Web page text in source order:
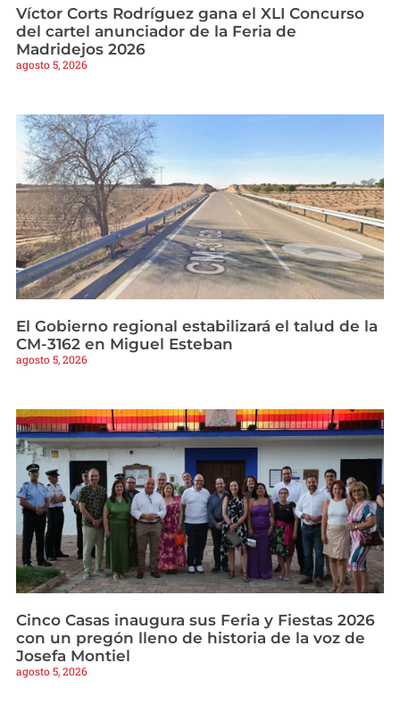
Víctor Corts Rodríguez gana el XLI Concurso
del cartel anunciador de la Feria de
Madridejos 2026
agosto 5, 2026
El Gobierno regional estabilizará el talud de la
CM-3162 en Miguel Esteban
agosto 5, 2026
Cinco Casas inaugura sus Feria y Fiestas 2026
con un pregón lleno de historia de la voz de
Josefa Montiel
agosto 5, 2026